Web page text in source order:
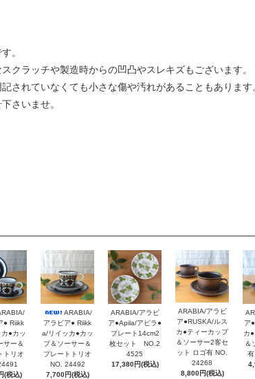
。
クラッチや製造時からの凹凸やスレキズもございます。
されていなくても小さな傷や汚れがあることもあります
さいませ。
● Riikk
●カッ
サー＆
トリオ
(税込)
ARABIA/
アラビア● Riikk
a/リイッカ●カッ
プ＆ソーサー＆
プレートトリオ
NO. 24492
7,700円(税込)
ARABIA/アラビ
ア●Apila/アピラ●
プレート14cm2
枚セット NO.2
4525
17,380円(税込)
ARABIA/アラビ
ア●RUSKA/ルス
カ●ティーカップ
＆ソーサー2客セ
ット ロゴ有 NO.
24268
8,800円(税込)
ア
カ
＆